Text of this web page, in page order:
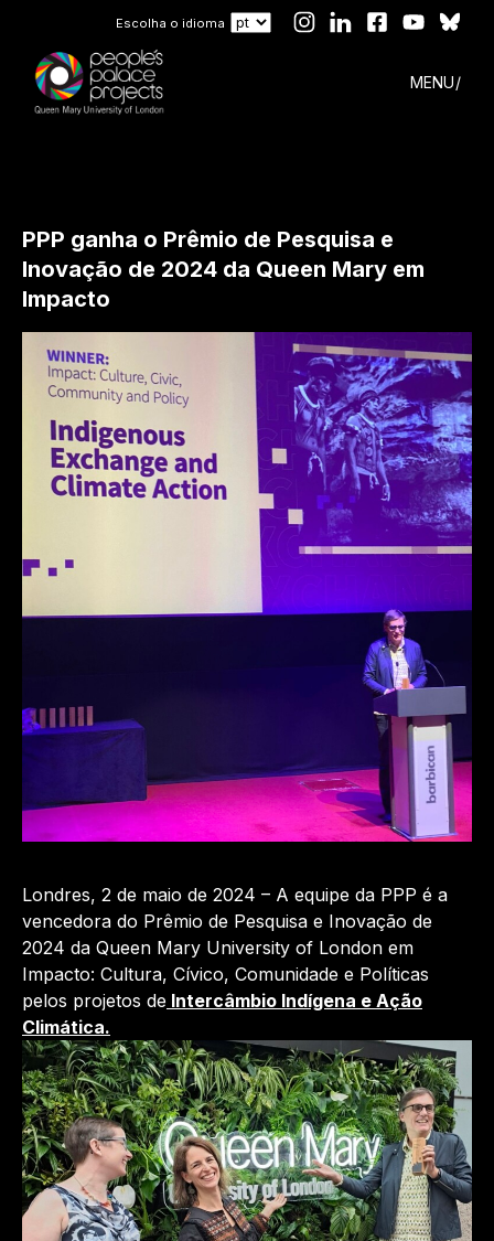
Escolha o idioma
MENU
PPP ganha o Prêmio de Pesquisa e
Inovação de 2024 da Queen Mary em
Impacto
Londres, 2 de maio de 2024 – A equipe da PPP é a
vencedora do Prêmio de Pesquisa e Inovação de
2024 da Queen Mary University of London em
Impacto: Cultura, Cívico, Comunidade e Políticas
pelos projetos de Intercâmbio Indígena e Ação
Climática.